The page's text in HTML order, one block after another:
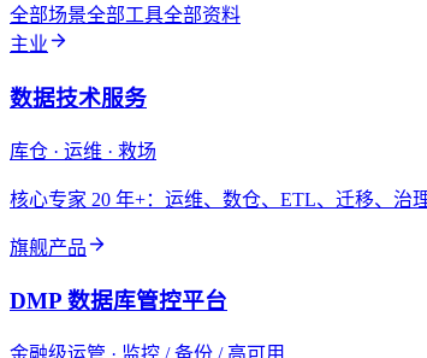
全部场景全部工具全部资料
主业
数据技术服务
库仓 · 运维 · 救场
核心专家 20 年+：运维、数仓、ETL、迁移、治
旗舰产品
DMP 数据库管控平台